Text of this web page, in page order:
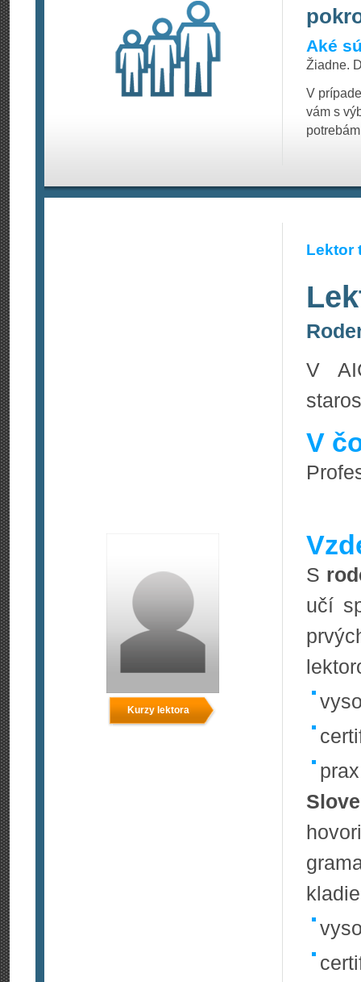
Aké
Žiadne.
V
vám s
Kurzy lektora
Lektor
V
V
S
učí